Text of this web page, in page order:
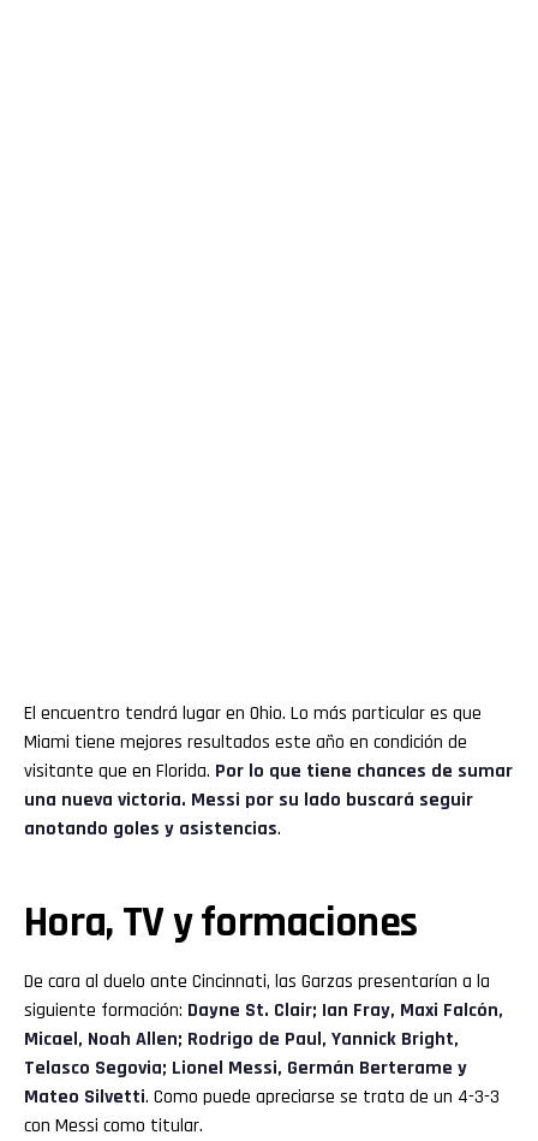
El encuentro tendrá lugar en Ohio. Lo más particular es que
Miami tiene mejores resultados este año en condición de
visitante que en Florida. Por lo que tiene chances de sumar
una nueva victoria. Messi por su lado buscará seguir
anotando goles y asistencias.
Hora, TV y formaciones
De cara al duelo ante Cincinnati, las Garzas presentarían a la
siguiente formación: Dayne St. Clair; Ian Fray, Maxi Falcón,
Micael, Noah Allen; Rodrigo de Paul, Yannick Bright,
Telasco Segovia; Lionel Messi, Germán Berterame y
Mateo Silvetti. Como puede apreciarse se trata de un 4-3-3
con Messi como titular.